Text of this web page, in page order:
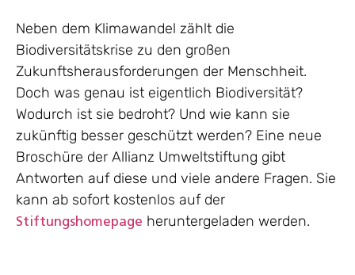
Neben dem Klimawandel zählt die
Biodiversitätskrise zu den großen
Zukunftsherausforderungen der Menschheit.
Doch was genau ist eigentlich Biodiversität?
Wodurch ist sie bedroht? Und wie kann sie
zukünftig besser geschützt werden? Eine neue
Broschüre der Allianz Umweltstiftung gibt
Antworten auf diese und viele andere Fragen. Sie
kann ab sofort kostenlos auf der
Stiftungshomepage heruntergeladen werden.